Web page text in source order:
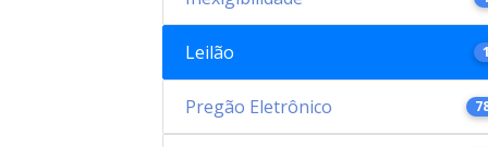
Leilão 1
Pregão Eletrônico